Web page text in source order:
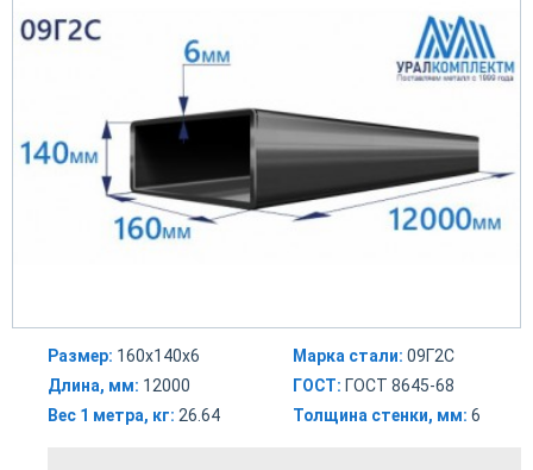
Размер: 160х140х6
Длина, мм: 12000
Вес 1 метра, кг: 26.64
Марка стали: 09Г2С
ГОСТ: ГОСТ 8645-68
Толщина стенки, мм: 6